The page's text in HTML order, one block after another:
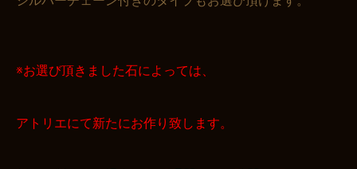
※お選び頂きました石によっては、
アトリエにて新たにお作り致します。